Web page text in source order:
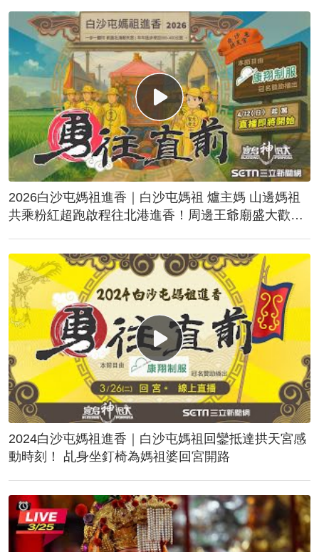
2026白沙屯媽祖進香｜白沙屯媽祖 爐主媽 山邊媽祖
共乘粉紅超跑啟程往北港進香！周邊王爺廟盛大歡
2024白沙屯媽祖進香｜白沙屯媽祖回鑾抵達拱天宮感
動時刻！ 乩身坐釘椅為媽祖婆回宮開路